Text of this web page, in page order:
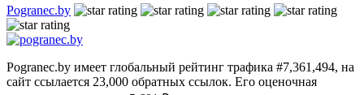
Pogranec.by
Pogranec.by имеет глобальный рейтинг трафика #7,361,494, на
сайт ссылается 23,000 обратных ссылок. Его оценочная